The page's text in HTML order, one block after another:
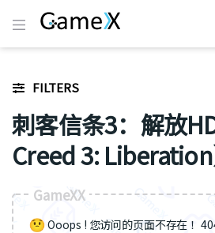
FILTERS
刺客信条3：解放
Creed 3: Liberation
GameXX
Ooops ! 您访问的页面不存在 ！